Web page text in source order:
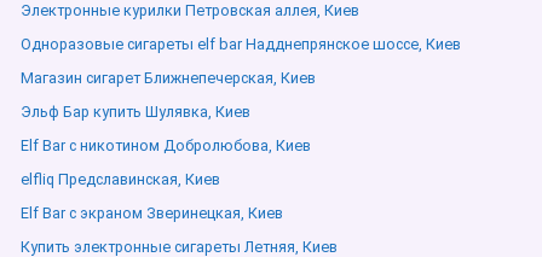
Электронные курилки Петровская аллея, Киев
Одноразовые сигареты elf bar Надднепрянское шоссе, Киев
Магазин сигарет Ближнепечерская, Киев
Эльф Бар купить Шулявка, Киев
Elf Bar с никотином Добролюбова, Киев
elfliq Предславинская, Киев
Elf Bar с экраном Зверинецкая, Киев
Купить электронные сигареты Летняя, Киев